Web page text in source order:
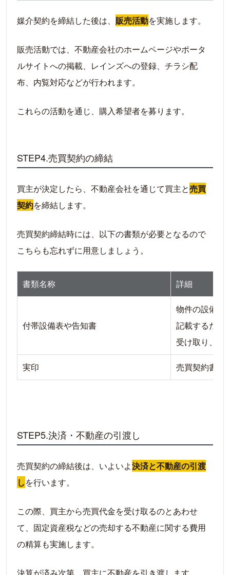
媒介契約を締結した後は、 販売活動を実施します。
販売活動では、不動産会社のホームページやポータ
ルサイトへの掲載、レインズへの登録、チラシ配
布、内覧対応などが行われます。
これらの活動を通じ、購入希望者を募ります。
STEP4.売買契約の締結
買主が決定したら、不動産会社を通じて買主と売買
契約を締結します。
売買契約締結時には、以下の書類が必要となるので
こちらも忘れずに用意しましょう。
書類名称 詳細
付帯設備表や告知書
物件の設備や
記載するため
受け取り、売
実印 売買契約書に
STEP5.決済・不動産の引渡し
売買契約の締結後は、いよいよ決済と不動産の引渡
しを行います。
この際、買主から売買代金を受け取るのとあわせ
て、固定資産税などの売却する不動産に関する費用
の精算も実施します。